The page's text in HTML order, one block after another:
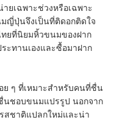
ยเฉพาะช่วงหรือเฉพาะ
ญี่ปุ่นจึงเป็นที่ติดอกติดใจ
ยที่นิยมหิ้วขนมของฝาก
ะทานเองและซื้อมาฝาก
ย ๆ ที่เหมาะสำหรับคนที่ชื่น
ชอบขนมแปรรูป นอกจาก
สชาติแปลกใหม่และน่า